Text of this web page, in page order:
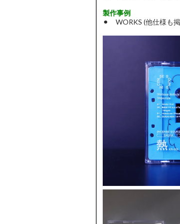
製作事例
⚫︎ WORKS (他仕様も